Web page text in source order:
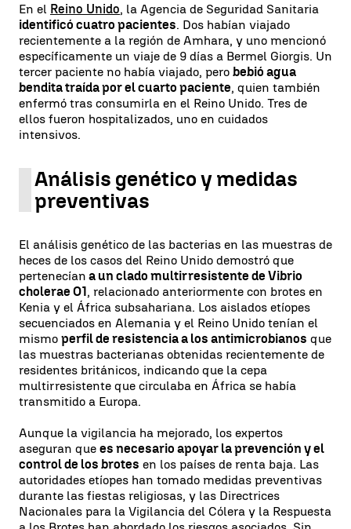
En el Reino Unido, la Agencia de Seguridad Sanitaria
identificó cuatro pacientes. Dos habían viajado
recientemente a la región de Amhara, y uno mencionó
específicamente un viaje de 9 días a Bermel Giorgis. Un
tercer paciente no había viajado, pero bebió agua
bendita traída por el cuarto paciente, quien también
enfermó tras consumirla en el Reino Unido. Tres de
ellos fueron hospitalizados, uno en cuidados
intensivos.
Análisis genético y medidas
preventivas
El análisis genético de las bacterias en las muestras de
heces de los casos del Reino Unido demostró que
pertenecían a un clado multirresistente de Vibrio
cholerae O1, relacionado anteriormente con brotes en
Kenia y el África subsahariana. Los aislados etíopes
secuenciados en Alemania y el Reino Unido tenían el
mismo perfil de resistencia a los antimicrobianos que
las muestras bacterianas obtenidas recientemente de
residentes británicos, indicando que la cepa
multirresistente que circulaba en África se había
transmitido a Europa.
Aunque la vigilancia ha mejorado, los expertos
aseguran que es necesario apoyar la prevención y el
control de los brotes en los países de renta baja. Las
autoridades etíopes han tomado medidas preventivas
durante las fiestas religiosas, y las Directrices
Nacionales para la Vigilancia del Cólera y la Respuesta